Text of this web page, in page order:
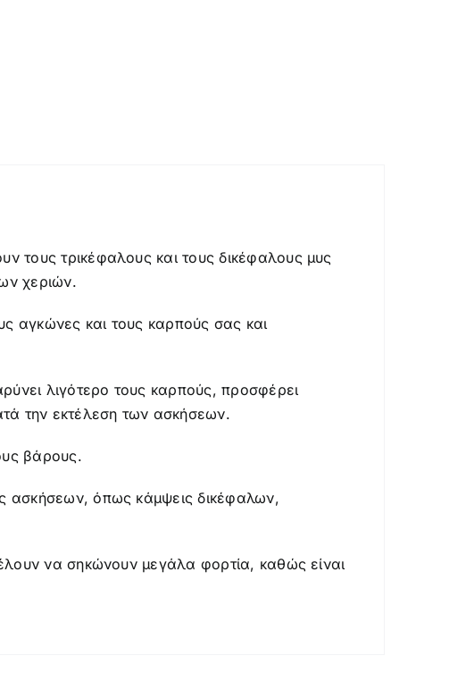
τους τρικέφαλους και τους δικέφαλους μυς
χεριών.
αγκώνες και τους καρπούς σας και
λιγότερο τους καρπούς, προσφέρει
την εκτέλεση των ασκήσεων.
βάρους.
ασκήσεων, όπως κάμψεις δικέφαλων,
να σηκώνουν μεγάλα φορτία, καθώς είναι